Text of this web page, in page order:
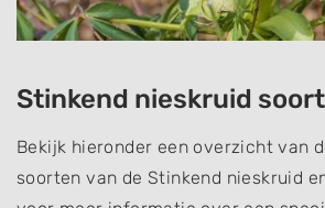
Stinkend nieskruid
Bekijk hieronder een overzicht van
soorten van de Stinkend nieskruid